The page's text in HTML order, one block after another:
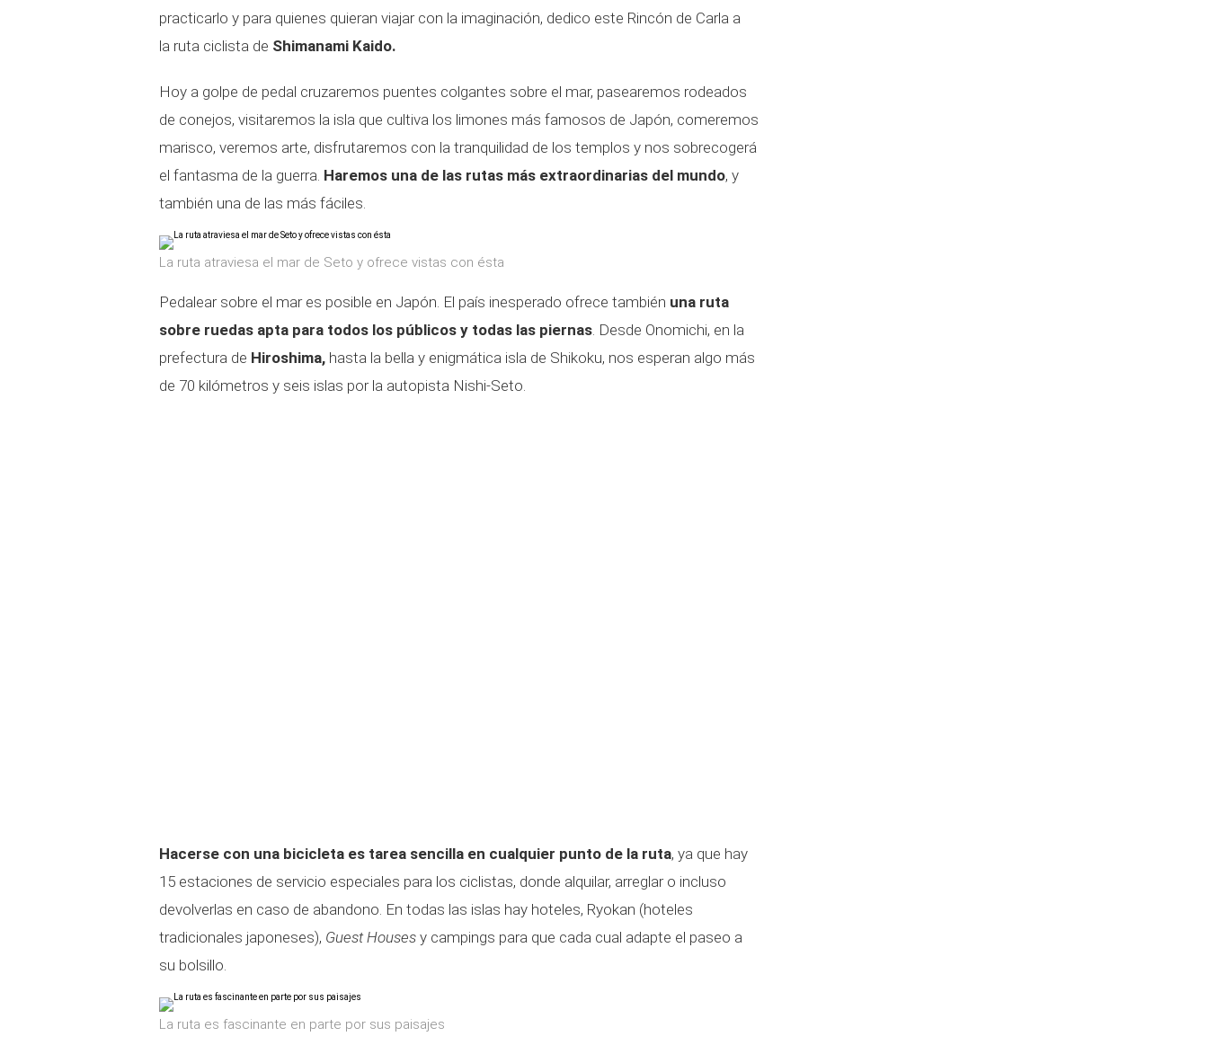
practicarlo y para quienes quieran viajar con la imaginación, dedico este Rincón de Carla a
la ruta ciclista de Shimanami Kaido.
Hoy a golpe de pedal cruzaremos puentes colgantes sobre el mar, pasearemos rodeados
de conejos, visitaremos la isla que cultiva los limones más famosos de Japón, comeremos
marisco, veremos arte, disfrutaremos con la tranquilidad de los templos y nos sobrecogerá
el fantasma de la guerra. Haremos una de las rutas más extraordinarias del mundo, y
también una de las más fáciles.
La ruta atraviesa el mar de Seto y ofrece vistas con ésta
Pedalear sobre el mar es posible en Japón. El país inesperado ofrece también una ruta
sobre ruedas apta para todos los públicos y todas las piernas. Desde Onomichi, en la
prefectura de Hiroshima, hasta la bella y enigmática isla de Shikoku, nos esperan algo más
de 70 kilómetros y seis islas por la autopista Nishi-Seto.
Hacerse con una bicicleta es tarea sencilla en cualquier punto de la ruta, ya que hay
15 estaciones de servicio especiales para los ciclistas, donde alquilar, arreglar o incluso
devolverlas en caso de abandono. En todas las islas hay hoteles, Ryokan (hoteles
tradicionales japoneses), Guest Houses y campings para que cada cual adapte el paseo a
su bolsillo.
La ruta es fascinante en parte por sus paisajes